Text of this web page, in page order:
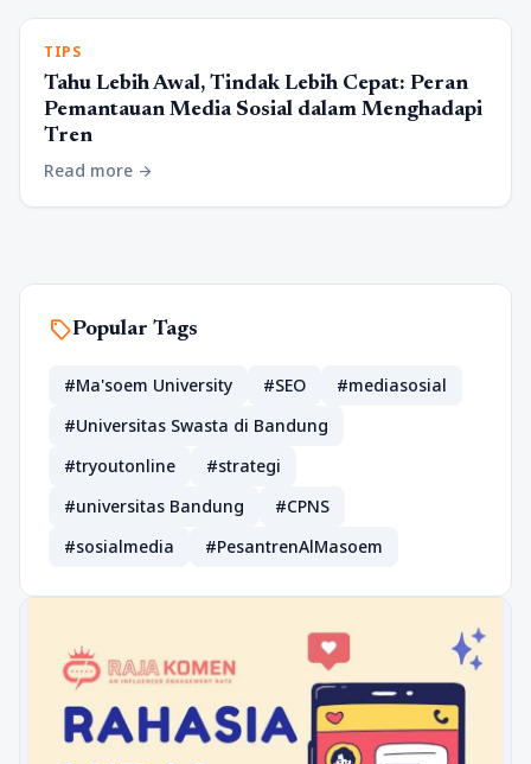
TIPS
Tahu Lebih Awal, Tindak Lebih Cepat: Peran
Pemantauan Media Sosial dalam Menghadapi
Tren
Read more arrow_forward
sellPopular Tags
#Ma'soem University #SEO
#mediasosial
#Universitas Swasta di Bandung
#tryoutonline
#strategi
#universitas Bandung
#CPNS
#sosialmedia
#PesantrenAlMasoem